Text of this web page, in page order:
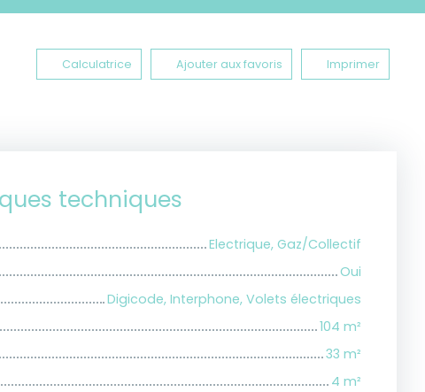
Calculatrice Ajouter aux favoris Imprimer
techniques
Electrique, Gaz/Collectif
Oui
Digicode, Interphone, Volets électriques
104 m²
33 m²
4 m²